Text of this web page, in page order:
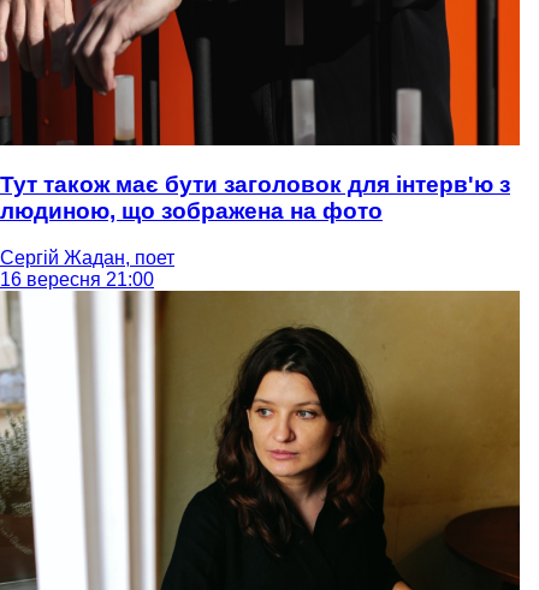
Тут також має бути заголовок для інтерв'ю з
людиною, що зображена на фото
Сергій Жадан, поет
16 вересня 21:00